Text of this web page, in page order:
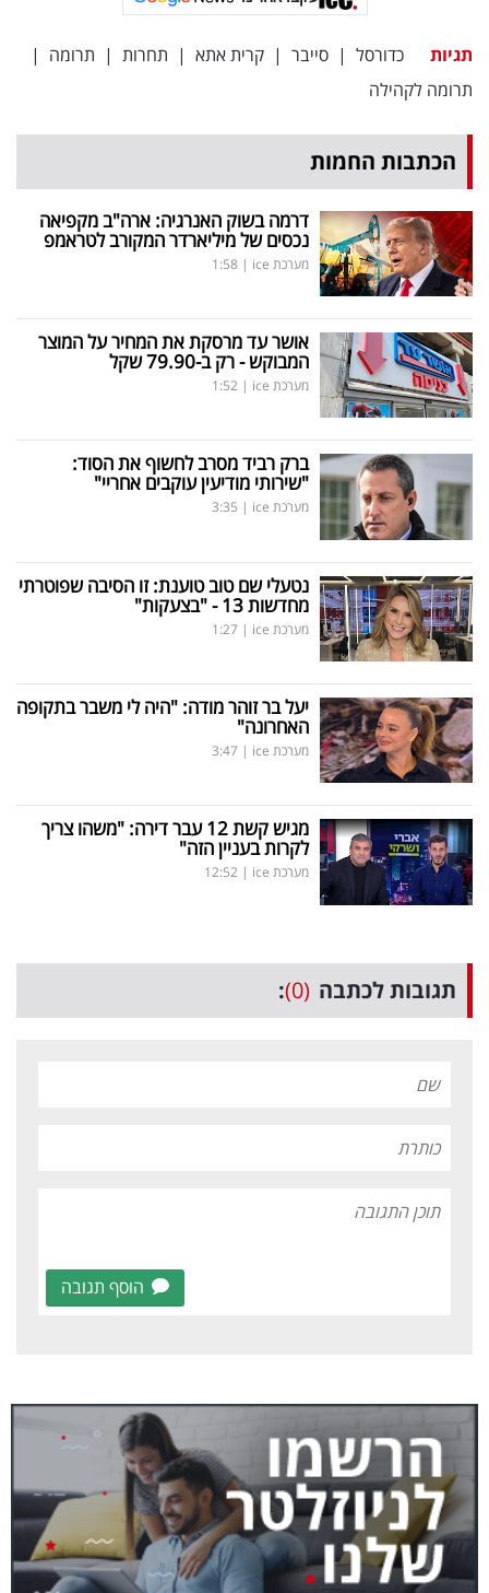
באייס
עקבו
אחרינו:
תגיות כדורסל | סייבר | קרית אתא | תחרות | תרומה |
תרומה לקהילה
הכתבות החמות
דרמה בשוק האנרגיה: ארה"ב מקפיאה
נכסים של מיליארדר המקורב לטראמפ
מערכת ice |
1:58
אושר עד מרסקת את המחיר על המוצר
המבוקש - רק ב-79.90 שקל
מערכת ice |
1:52
ברק רביד מסרב לחשוף את הסוד:
"שירותי מודיעין עוקבים אחריי"
מערכת ice |
3:35
נטעלי שם טוב טוענת: זו הסיבה שפוטרתי
מחדשות 13 - "בצעקות"
מערכת ice |
1:27
יעל בר זוהר מודה: "היה לי משבר בתקופה
האחרונה"
מערכת ice |
3:47
מגיש קשת 12 עבר דירה: "משהו צריך
לקרות בעניין הזה"
מערכת ice |
12:52
תגובות לכתבה (0)
:
הוסף תגובה